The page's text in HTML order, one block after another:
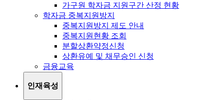
가구원 학자금 지원구간 산정 현황
학자금 중복지원방지
중복지원방지 제도 안내
중복지원현황 조회
분할상환약정신청
상환유예 및 채무승인 신청
금융교육
인재육성